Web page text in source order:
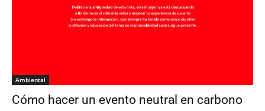
Ambiental
Cómo hacer un evento neutral en carbono